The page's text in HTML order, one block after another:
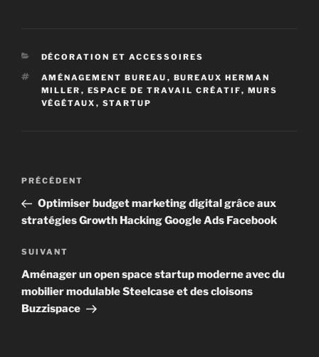
CATÉGORIES
DÉCORATION ET ACCESSOIRES
ÉTIQUETTES
AMÉNAGEMENT BUREAU , BUREAUX HERMAN
MILLER , ESPACE DE TRAVAIL CRÉATIF, MURS
VÉGÉTAUX , STARTUP
Navigation
l’article
Article
précédent
PRÉCÉDENT
Optimiser budget marketing digital grâce aux
stratégies Growth Hacking Google Ads Facebook
Article
suivant
SUIVANT
Aménager un open space startup moderne avec du
mobilier modulable Steelcase et des cloisons
Buzzispace